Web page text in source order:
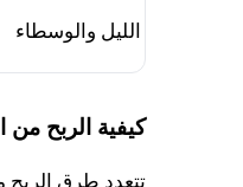
الليل والوسطاء
كيفية الربح من
تتعدد طرق الربح